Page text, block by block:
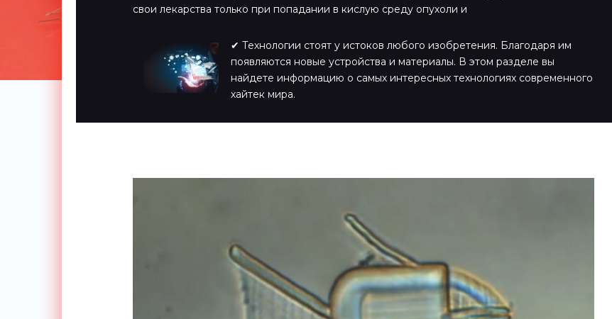
свои лекарства только при попадании в кислую среду опухоли и
✔ Технологии стоят у истоков любого изобретения. Благодаря им
появляются новые устройства и материалы. В этом разделе вы
найдете информацию о самых интересных технологиях современного
хайтек мира.